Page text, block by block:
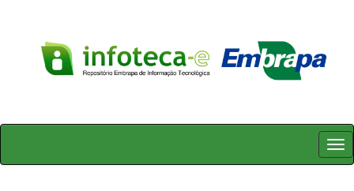
Skip